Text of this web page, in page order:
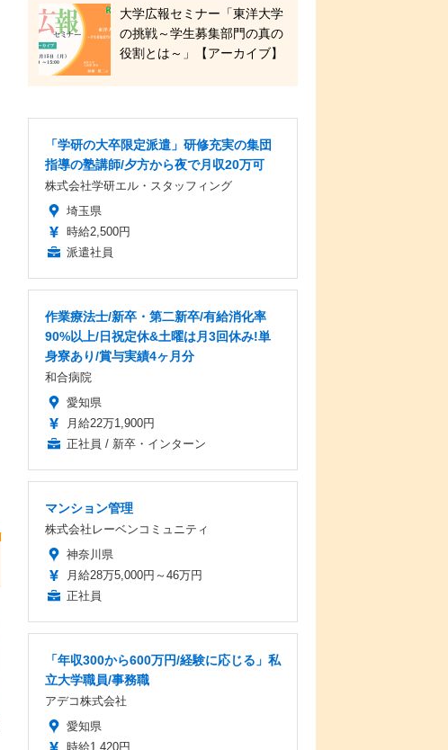
大学広報セミナー「東洋大学
の挑戦～学生募集部門の真の
役割とは～」【アーカイブ】
「学研の大卒限定派遣」研修充実の集団
指導の塾講師/夕方から夜で月収20万可
株式会社学研エル・スタッフィング
埼玉県
時給2,500円
派遣社員
作業療法士/新卒・第二新卒/有給消化率
90%以上/日祝定休&土曜は月3回休み!単
身寮あり/賞与実績4ヶ月分
和合病院
愛知県
月給22万1,900円
正社員 / 新卒・インターン
マンション管理
株式会社レーベンコミュニティ
神奈川県
月給28万5,000円～46万円
正社員
「年収300から600万円/経験に応じる」私
立大学職員/事務職
アデコ株式会社
愛知県
時給1,420円